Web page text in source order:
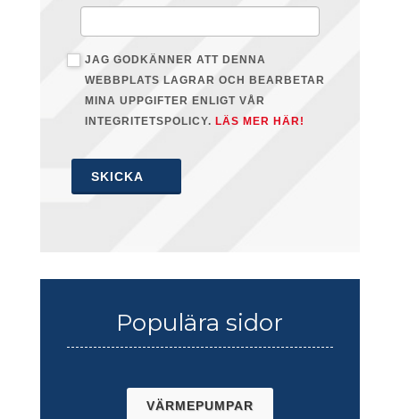
JAG GODKÄNNER ATT DENNA
WEBBPLATS LAGRAR OCH BEARBETAR
MINA UPPGIFTER ENLIGT VÅR
INTEGRITETSPOLICY. LÄS MER HÄR!
SKICKA
Populära sidor
VÄRMEPUMPAR